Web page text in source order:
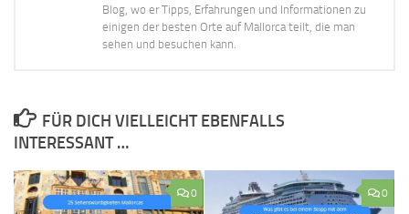
Blog, wo er Tipps, Erfahrungen und Informationen zu
einigen der besten Orte auf Mallorca teilt, die man
sehen und besuchen kann.
FÜR DICH VIELLEICHT EBENFALLS
INTERESSANT …
0 0